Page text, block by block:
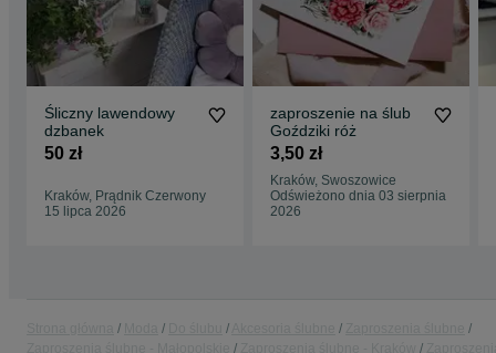
Śliczny lawendowy
dzbanek
50 zł
Kraków, Prądnik Czerwony
15 lipca 2026
zaproszenie na ślub
Goździki róż
3,50 zł
Kraków, Swoszowice
Odświeżono dnia 03 sierpnia
2026